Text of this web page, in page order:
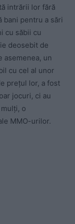
intrării lor fără
bani pentru a sări
cu săbii cu
deosebit de
asemenea, un
cu cel al unor
prețul lor, a fost
jocuri, ci au
o
MMO-urilor.